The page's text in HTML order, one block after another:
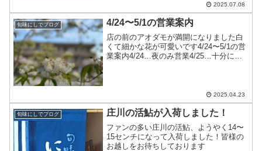
2025.07.08
旬味にしでブログ 4/24〜5/1の営業案内
店の前のアオダモが満開になりました白
くて細かな花が可愛いです4/24〜5/1の営
業案内4/24…夜のみ営業4/25…十分にお
2025.04.23
旬味にしでブログ 庄川の活鮎が入荷しました！
ファンの多い庄川の活鮎、ようやく14〜
15センチになって入荷しました！皆様の
お越しをお待ちしております